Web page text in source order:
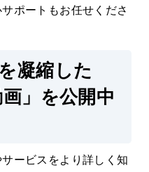
ポートもお任せくださ
凝縮した
画」を公開中
ービスをより詳しく知